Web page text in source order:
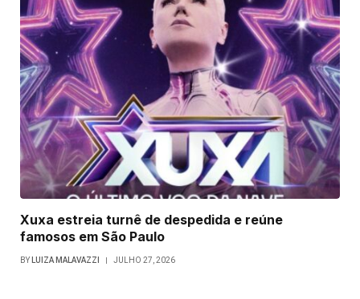
Xuxa estreia turnê de despedida e reúne
famosos em São Paulo
BY LUIZA MALAVAZZI JULHO 27, 2026